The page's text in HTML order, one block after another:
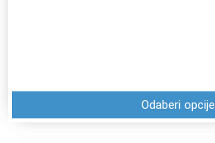
Odaberi opcije